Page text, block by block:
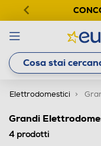
Elettrodomestici
Grandi
4prodotti